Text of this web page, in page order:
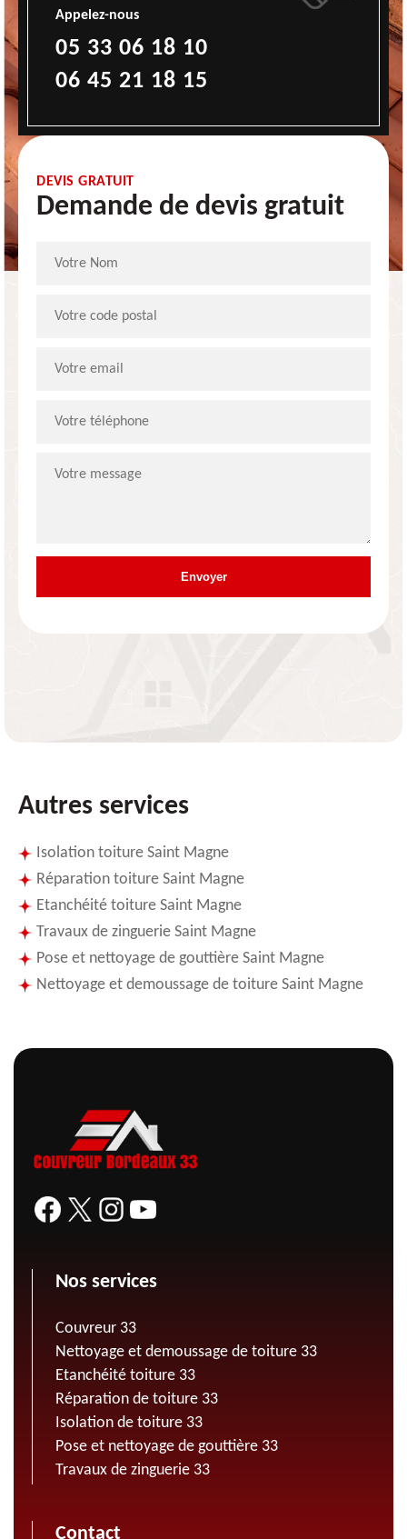
Appelez-nous
05 33 06 18 10
06 45 21 18 15
DEVIS GRATUIT
Demande de devis gratuit
Autres services
Isolation toiture Saint Magne
Réparation toiture Saint Magne
Etanchéité toiture Saint Magne
Travaux de zinguerie Saint Magne
Pose et nettoyage de gouttière Saint Magne
Nettoyage et demoussage de toiture Saint Magne
Nos services
Couvreur 33
Nettoyage et demoussage de toiture 33
Etanchéité toiture 33
Réparation de toiture 33
Isolation de toiture 33
Pose et nettoyage de gouttière 33
Travaux de zinguerie 33
Contact